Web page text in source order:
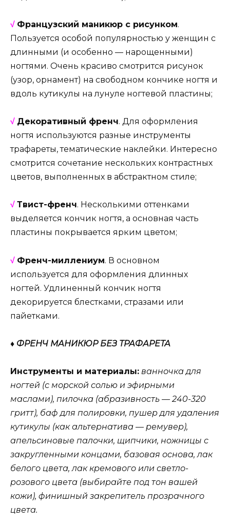
√ Французский маникюр с рисунком.
Пользуется особой популярностью у женщин с
длинными (и особенно — нарощенными)
ногтями. Очень красиво смотрится рисунок
(узор, орнамент) на свободном кончике ногтя и
вдоль кутикулы на лунуле ногтевой пластины;
√ Декоративный френч. Для оформления
ногтя используются разные инструменты
трафареты, тематические наклейки. Интересно
смотрится сочетание нескольких контрастных
цветов, выполненных в абстрактном стиле;
√ Твист-френч. Несколькими оттенками
выделяется кончик ногтя, а основная часть
пластины покрывается ярким цветом;
√ Френч-миллениум. В основном
используется для оформления длинных
ногтей. Удлиненный кончик ногтя
декорируется блестками, стразами или
пайетками.
♦ ФРЕНЧ МАНИКЮР БЕЗ ТРАФАРЕТА
Инструменты и материалы: ванночка для
ногтей (с морской солью и эфирными
маслами), пилочка (абразивность — 240-320
гритт), баф для полировки, пушер для удаления
кутикулы (как альтернатива — ремувер),
апельсиновые палочки, щипчики, ножницы с
закругленными концами, базовая основа, лак
белого цвета, лак кремового или светло-
розового цвета (выбирайте под тон вашей
кожи), финишный закрепитель прозрачного
цвета.